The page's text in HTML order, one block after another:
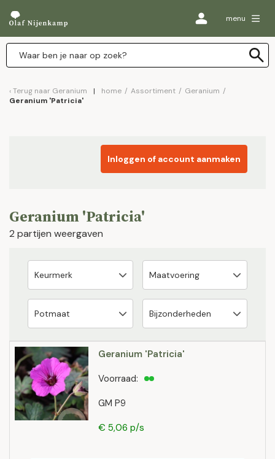
menu
Terug naar Geranium home / Assortiment / Geranium /
Geranium 'Patricia'
Inloggen of account aanmaken
Geranium 'Patricia'
2 partijen weergaven
Geranium 'Patricia'
GM P9
Voorraad:
€ 5,06 p/s